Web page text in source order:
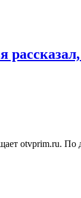
otvprim.ru.